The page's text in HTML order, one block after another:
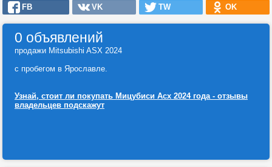
FB VK TW OK
0 объявлений
продажи Mitsubishi ASX 2024
с пробегом в Ярославле.
Узнай, стоит ли покупать Мицубиси Асх 2024 года - отзывы
владельцев подскажут